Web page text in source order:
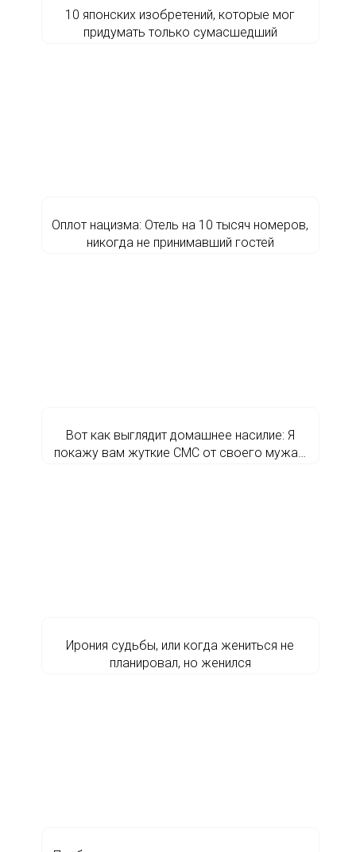
10 японских изобретений, которые мог
придумать только сумасшедший
Оплот нацизма: Отель на 10 тысяч номеров,
никогда не принимавший гостей
Вот как выглядит домашнее насилие: Я
покажу вам жуткие СМС от своего мужа…
Ирония судьбы, или когда жениться не
планировал, но женился